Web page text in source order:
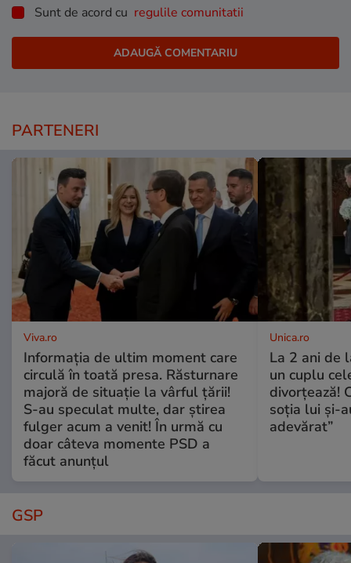
Sunt de acord cu regulile comunitatii
PARTENERI
Viva.ro
Informația de ultim moment care
circulă în toată presa. Răsturnare
majoră de situație la vârful țării!
S-au speculat multe, dar știrea
fulger acum a venit! În urmă cu
doar câteva momente PSD a
făcut anunțul
Unica.ro
La 2 ani de
un cuplu
divorțează!
soția lui și-
adevărat”
GSP